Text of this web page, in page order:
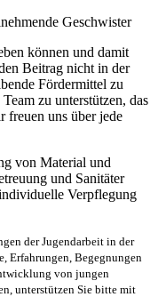
Geschwister
können und damit
Beitrag nicht in der
Fördermittel zu
zu unterstützen, das
freuen uns über jede
von Material und
und Sanitäter
Verpflegung
der Jugendarbeit in der
Erfahrungen, Begegnungen
von jungen
unterstützen Sie bitte mit